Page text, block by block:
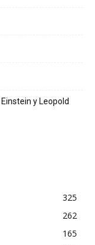
y Leopold
325
262
165